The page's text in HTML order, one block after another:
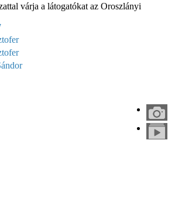
várja a látogatókat az Oroszlányi